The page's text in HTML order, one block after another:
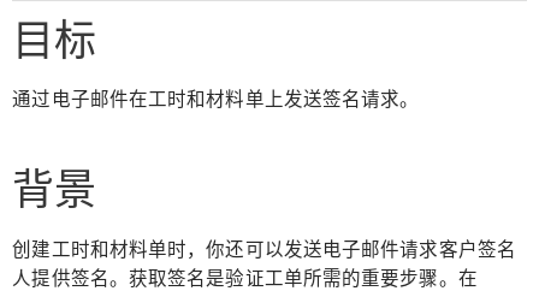
目标
通过电子邮件在工时和材料单上发送签名请求。
背景
创建工时和材料单时，你还可以发送电子邮件请求客户签名
人提供签名。获取签名是验证工单所需的重要步骤。在